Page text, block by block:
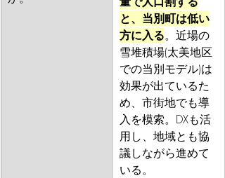
と、当別町は低い
方に入る。近場の
雪堆積場(太美地区
での当別モデル)は
効果が出ているた
め、市街地でも導
入を模索。DXも活
用し、地域とも協
議しながら進めて
いる。